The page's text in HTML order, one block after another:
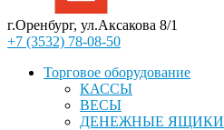
г.Оренбург, ул.Аксакова 8/1
+7 (3532) 78-08-50
Торговое оборудование
КАССЫ
ВЕСЫ
ДЕНЕЖНЫЕ ЯЩИКИ